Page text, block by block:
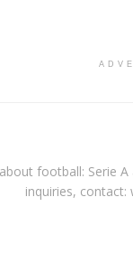
football: Serie
inquiries,